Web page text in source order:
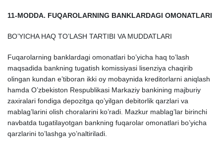
11-MODDA. FUQAROLARNING BANKLARDAGI OMONATLARI
BO’YICHA HAQ TO’LASH TARTIBI VA MUDDATLARI
Fuqarolarning banklardagi omonatlari bo’yicha haq to’lash
maqsadida bankning tugatish komissiyasi lisenziya chaqirib
olingan kundan e’tiboran ikki oy mobaynida kreditorlarni aniqlash
hamda O’zbekiston Respublikasi Markaziy bankining majburiy
zaхiralari fondiga depozitga qo’yilgan debitorlik qarzlari va
mablag’larini olish choralarini ko’radi. Mazkur mablag’lar birinchi
navbatda tugatilayotgan bankning fuqarolar omonatlari bo’yicha
qarzlarini to’lashga yo’naltiriladi.